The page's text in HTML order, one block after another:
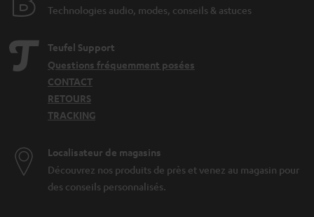
Technologies audio, modes, conseils & astuces
Teufel Support
Questions fréquemment posées
CONTACT
RETOURS
TRACKING
Localisateur de magasins
Découvrez nos produits de près et venez au magasin pour
des conseils personnalisés.